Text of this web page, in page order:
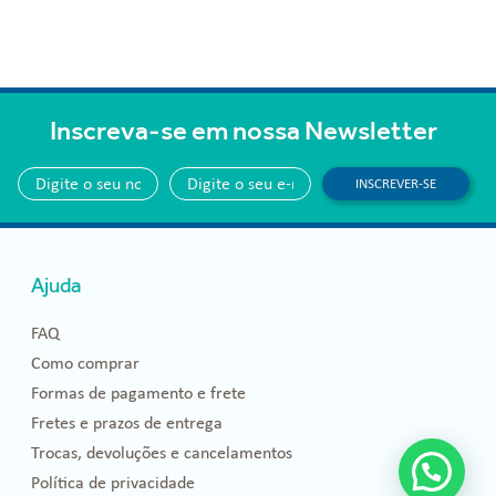
Inscreva-se em nossa Newsletter
INSCREVER-SE
Ajuda
FAQ
Como comprar
Formas de pagamento e frete
Fretes e prazos de entrega
Trocas, devoluções e cancelamentos
Política de privacidade